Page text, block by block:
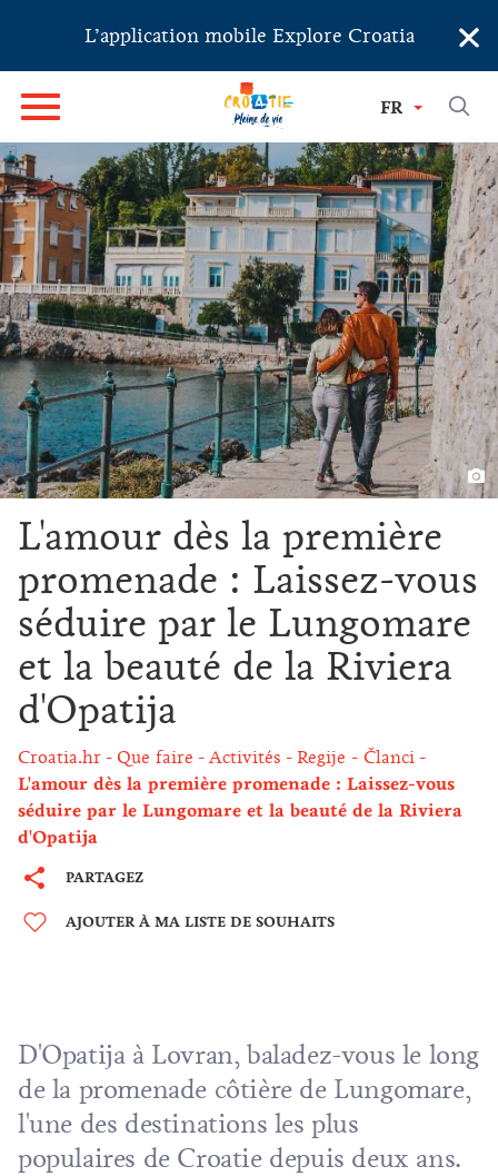
L’application mobile Explore Croatia ×
FR
L'amour dès la première
promenade : Laissez-vous
séduire par le Lungomare
et la beauté de la Riviera
d'Opatija
Croatia.hr Que faire Activités Regije - Članci
L'amour dès la première promenade : Laissez-vous
séduire par le Lungomare et la beauté de la Riviera
d'Opatija
PARTAGEZ
AJOUTER À MA LISTE DE SOUHAITS
D'Opatijaà Lovran, baladez-vous le long
de la promenade côtière de Lungomare,
l'une des destinations les plus
populaires de Croatie depuis deux ans.